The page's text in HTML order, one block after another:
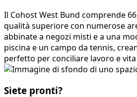
Il Cohost West Bund comprende
qualità superiore con numerose
abbinate a negozi misti e a una
piscina e un campo da tennis,
perfetto per conciliare lavoro e
Siete pronti?